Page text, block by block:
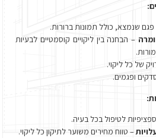
פגם שנמצא, כולל תמונות ברורות.
– הבחנה בין ליקויים קוסמטיים לבעיות
של כל ליקוי.
ופגמים.
לטיפול בכל בעיה.
– טווח מחירים משוער לתיקון כל ליקוי.